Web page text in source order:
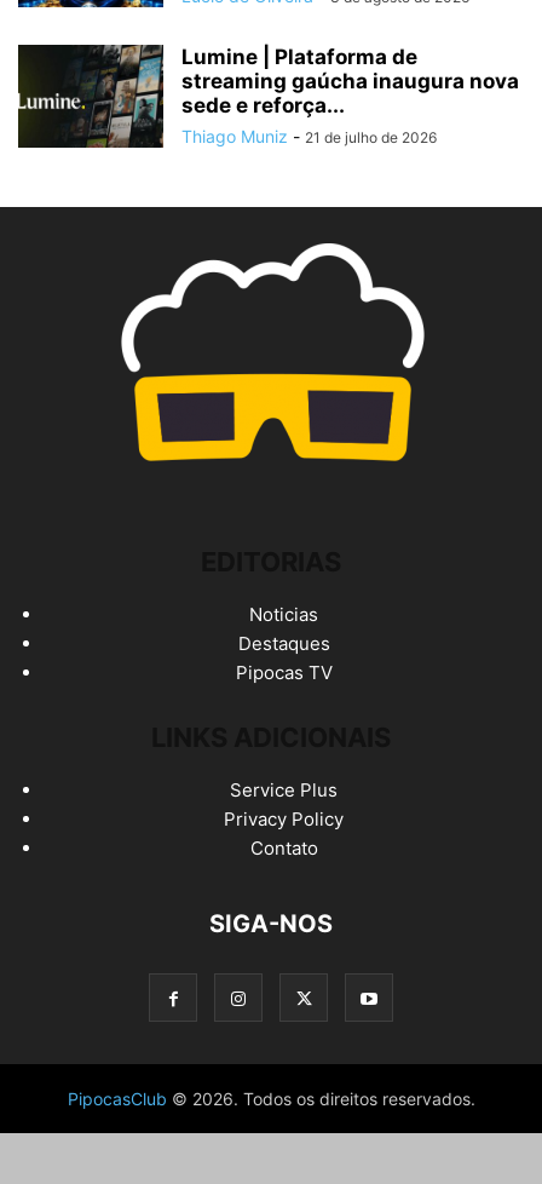
Lumine | Plataforma de
streaming gaúcha inaugura nova
sede e reforça...
Thiago Muniz - 21 de julho de 2026
Noticias
Destaques
Pipocas TV
Service Plus
Privacy Policy
Contato
SIGA-NOS
PipocasClub © 2026. Todos os direitos reservados.